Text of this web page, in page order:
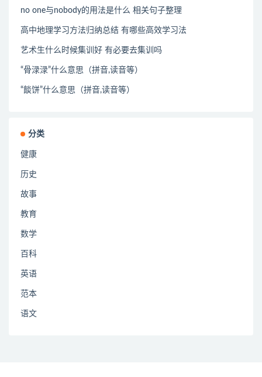
no one与nobody的用法是什么 相关句子整理
高中地理学习方法归纳总结 有哪些高效学习法
艺术生什么时候集训好 有必要去集训吗
“骨渌渌”什么意思（拼音,读音等）
“餤饼”什么意思（拼音,读音等）
分类
健康
历史
故事
教育
数学
百科
英语
范本
语文